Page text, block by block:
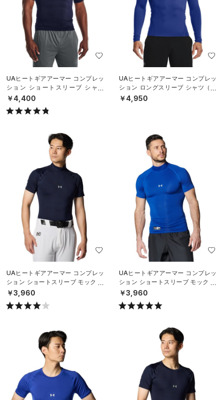
UAヒートギアアーマー コンプレッ
ション ショートスリーブ シャツ
（トレーニング/MEN）
￥4,400
UAヒートギアアーマー コンプレッ
ション ロングスリーブ シャツ（ト
レーニング/MEN）
￥4,950
UAヒートギアアーマー コンプレッ
ション ショートスリーブ モック シ
ャツ（ベースボール/MEN）
￥3,960
UAヒートギアアーマー コンプレッ
ション ショートスリーブ モック シ
ャツ（ベースボール/MEN）
￥3,960